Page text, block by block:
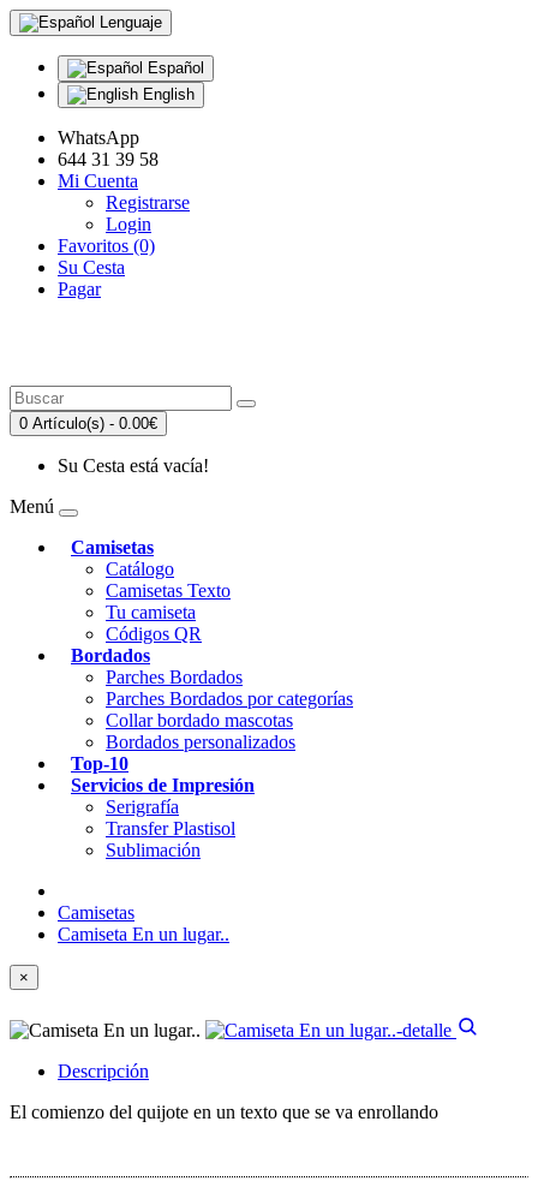
Lenguaje
Español
English
WhatsApp
644 31 39 58
Mi Cuenta
Registrarse
Login
Favoritos (0)
Su Cesta
Pagar
0 Artículo(s) - 0.00€
Su Cesta está vacía!
Menú
Camisetas
Catálogo
Camisetas Texto
Tu camiseta
Códigos QR
Bordados
Parches Bordados
Parches Bordados por categorías
Collar bordado mascotas
Bordados personalizados
Top-10
Servicios de Impresión
Serigrafía
Transfer Plastisol
Sublimación
Camisetas
Camiseta En un lugar..
×
Descripción
El comienzo del quijote en un texto que se va enrollando